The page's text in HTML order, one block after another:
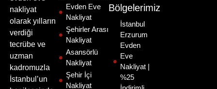
nakliyat
olarak yılların
verdiği
tecrübe ve
uzman
kadromuzla
İstanbul’un
Evden Eve
Nakliyat
Şehirler Arası
Nakliyat
Asansörlü
Nakliyat
Şehir İçi
Nakliyat
Bölgelerimiz
İstanbul
Erzurum
Evden
Eve
Nakliyat |
%25